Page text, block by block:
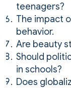
teenagers?
The impact
behavior.
Are beauty
Should
in schools?
Does